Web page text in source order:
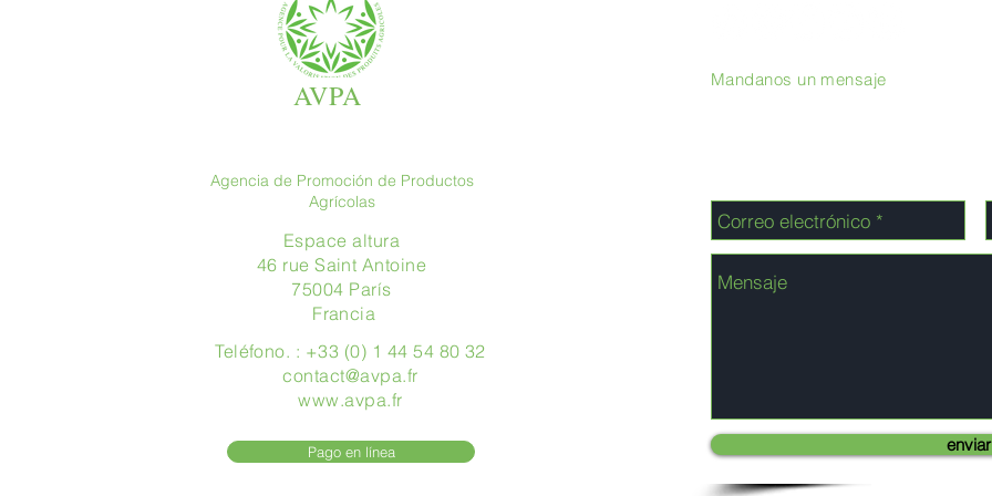
AVPA
Agencia de Promoción de Productos
Agrícolas
Espace altura
46 rue Saint Antoine
75004 París
​ Francia
Teléfono. : +33 (0) 1 44 54 80 32
contact@avpa.fr
www.avpa.fr
Pago en línea
Mandanos un mensaje